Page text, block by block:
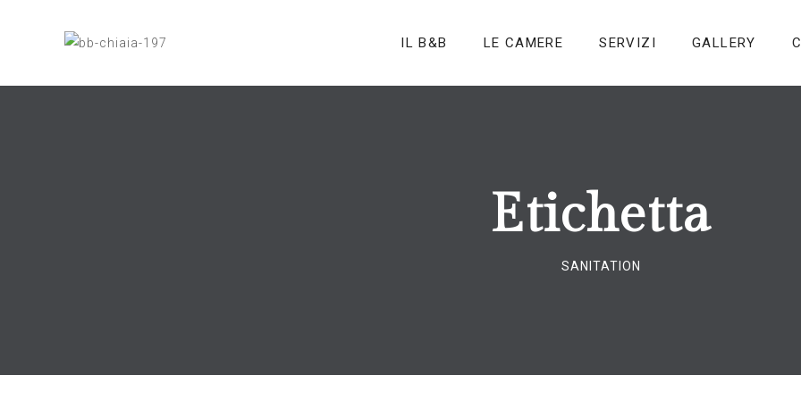
IL B&B LE CAMERE SERVIZI GALLERY
Etichetta
SANITATION